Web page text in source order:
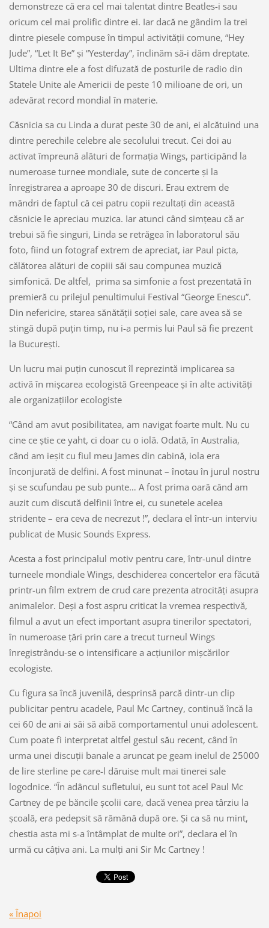
demonstreze că era cel mai talentat dintre Beatles-i sau
oricum cel mai prolific dintre ei. Iar dacă ne gândim la trei
dintre piesele compuse în timpul activităţii comune, “Hey
Jude”, “Let It Be” şi “Yesterday”, înclinăm să-i dăm dreptate.
Ultima dintre ele a fost difuzată de posturile de radio din
Statele Unite ale Americii de peste 10 milioane de ori, un
adevărat record mondial în materie.
Căsnicia sa cu Linda a durat peste 30 de ani, ei alcătuind una
dintre perechile celebre ale secolului trecut. Cei doi au
activat împreună alături de formaţia Wings, participând la
numeroase turnee mondiale, sute de concerte şi la
înregistrarea a aproape 30 de discuri. Erau extrem de
mândri de faptul că cei patru copii rezultaţi din această
căsnicie le apreciau muzica. Iar atunci când simţeau că ar
trebui să fie singuri, Linda se retrăgea în laboratorul său
foto, fiind un fotograf extrem de apreciat, iar Paul picta,
călătorea alături de copiii săi sau compunea muzică
simfonică. De altfel, prima sa simfonie a fost prezentată în
premieră cu prilejul penultimului Festival “George Enescu”.
Din nefericire, starea sănătăţii soţiei sale, care avea să se
stingă după puţin timp, nu i-a permis lui Paul să fie prezent
la Bucureşti.
Un lucru mai puţin cunoscut îl reprezintă implicarea sa
activă în mişcarea ecologistă Greenpeace şi în alte activităţi
ale organizaţiilor ecologiste
“Când am avut posibilitatea, am navigat foarte mult. Nu cu
cine ce ştie ce yaht, ci doar cu o iolă. Odată, în Australia,
când am ieşit cu fiul meu James din cabină, iola era
înconjurată de delfini. A fost minunat – înotau în jurul nostru
şi se scufundau pe sub punte… A fost prima oară când am
auzit cum discută delfinii între ei, cu sunetele acelea
stridente – era ceva de necrezut !”, declara el într-un interviu
publicat de Music Sounds Express.
Acesta a fost principalul motiv pentru care, într-unul dintre
turneele mondiale Wings, deschiderea concertelor era făcută
printr-un film extrem de crud care prezenta atrocităţi asupra
animalelor. Deşi a fost aspru criticat la vremea respectivă,
filmul a avut un efect important asupra tinerilor spectatori,
în numeroase ţări prin care a trecut turneul Wings
înregistrându-se o intensificare a acţiunilor mişcărilor
ecologiste.
Cu figura sa încă juvenilă, desprinsă parcă dintr-un clip
publicitar pentru acadele, Paul Mc Cartney, continuă încă la
cei 60 de ani ai săi să aibă comportamentul unui adolescent.
Cum poate fi interpretat altfel gestul său recent, când în
urma unei discuţii banale a aruncat pe geam inelul de 25000
de lire sterline pe care-l dăruise mult mai tinerei sale
logodnice. “În adâncul sufletului, eu sunt tot acel Paul Mc
Cartney de pe băncile şcolii care, dacă venea prea târziu la
şcoală, era pedepsit să rămână după ore. Şi ca să nu mint,
chestia asta mi s-a întâmplat de multe ori”, declara el în
urmă cu câţiva ani. La mulţi ani Sir Mc Cartney !
« Înapoi